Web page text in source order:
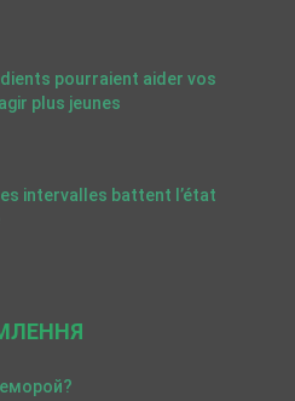
pourraient aider vos
plus jeunes
intervalles battent l’état